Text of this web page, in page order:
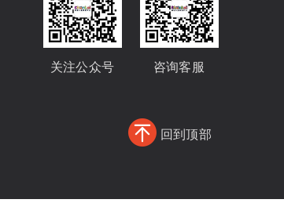
关注公众号 咨询客服
回到顶部